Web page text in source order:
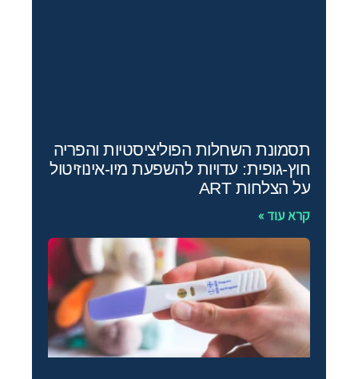
תסמונת השחלות הפוליציסטיות והפריה
חוץ‑גופית: עדויות להשפעת מיו‑אינוזיטול
על הצלחות ART
קרא עוד »